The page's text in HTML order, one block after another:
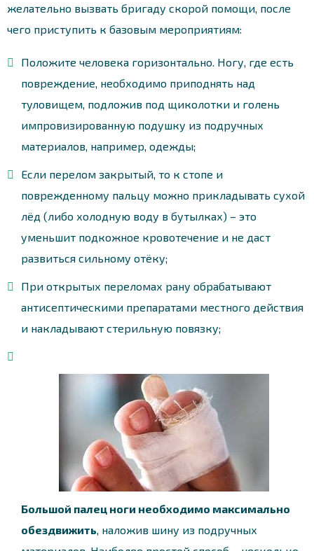
желательно вызвать бригаду скорой помощи, после
чего приступить к базовым мероприятиям:
Положите человека горизонтально. Ногу, где есть
повреждение, необходимо приподнять над
туловищем, подложив под щиколотки и голень
импровизированную подушку из подручных
материалов, например, одежды;
Если перелом закрытый, то к стопе и
поврежденному пальцу можно прикладывать сухой
лёд (либо холодную воду в бутылках) – это
уменьшит подкожное кровотечение и не даст
развиться сильному отёку;
При открытых переломах рану обрабатывают
антисептическими препаратами местного действия
и накладывают стерильную повязку;
Большой палец ноги необходимо максимально
обездвижить, наложив шину из подручных